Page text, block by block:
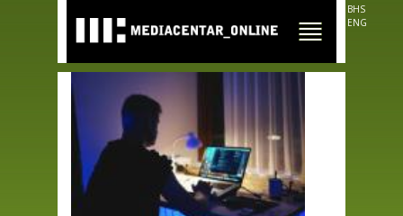
main
content
BHS
ENG